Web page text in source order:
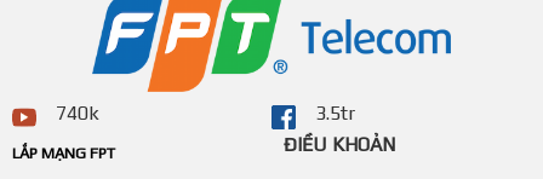
740k 3.5tr
LẮP MẠNG FPT ĐIỀU KHOẢN